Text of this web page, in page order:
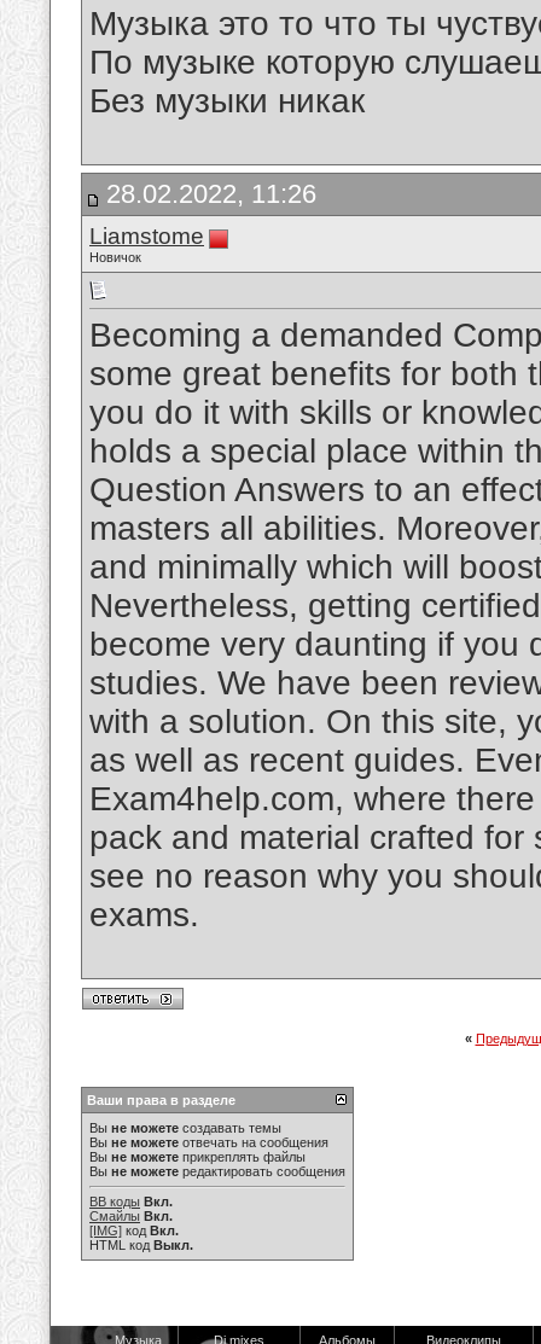
Музыка это то что ты
По музыке которую
Без музыки никак
28.02.2022, 11:26
Liamstome
Новичок
Becoming a demanded
some great benefits for both
you do it with skills or
holds a special place within
Question Answers to an
masters all abilities.
and minimally which will
Nevertheless, getting
become very daunting if you
studies. We have been
with a solution. On this site,
as well as recent guides.
Exam4help.com, where
pack and material crafted
see no reason why you
exams.
«
Ваши права в разделе
Вы не можете создавать темы
Вы не можете отвечать на сообщения
Вы не можете прикреплять файлы
Вы не можете редактировать сообщения
BB коды Вкл.
Смайлы Вкл.
[IMG] код Вкл.
HTML код Выкл.
Музыка Dj mixes Альбомы Видеоклипы